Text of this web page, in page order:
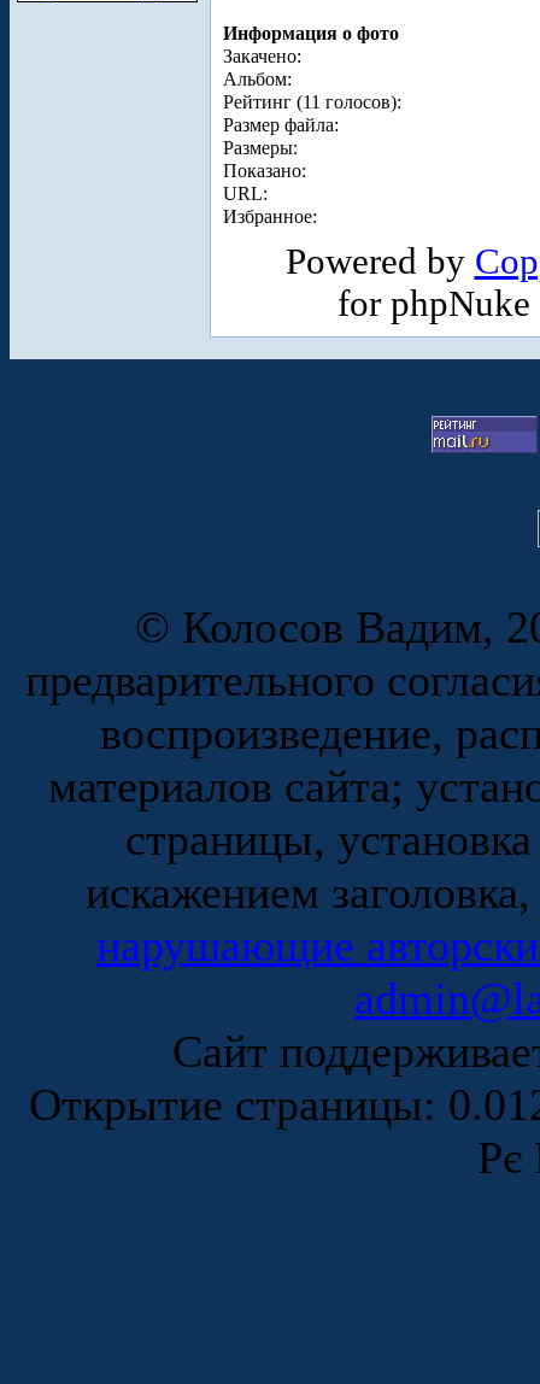
Информация о фото
Закачено:
Альбом:
Рейтинг (11 голосов):
Размер файла:
Размеры:
Показано:
URL:
Избранное:
Powered by
for
© Колосов Вадим,
предварительного
воспроизведение,
материалов сайта;
страницы,
искажением
нарушающие
Сайт
Открытие страницы:
Рє